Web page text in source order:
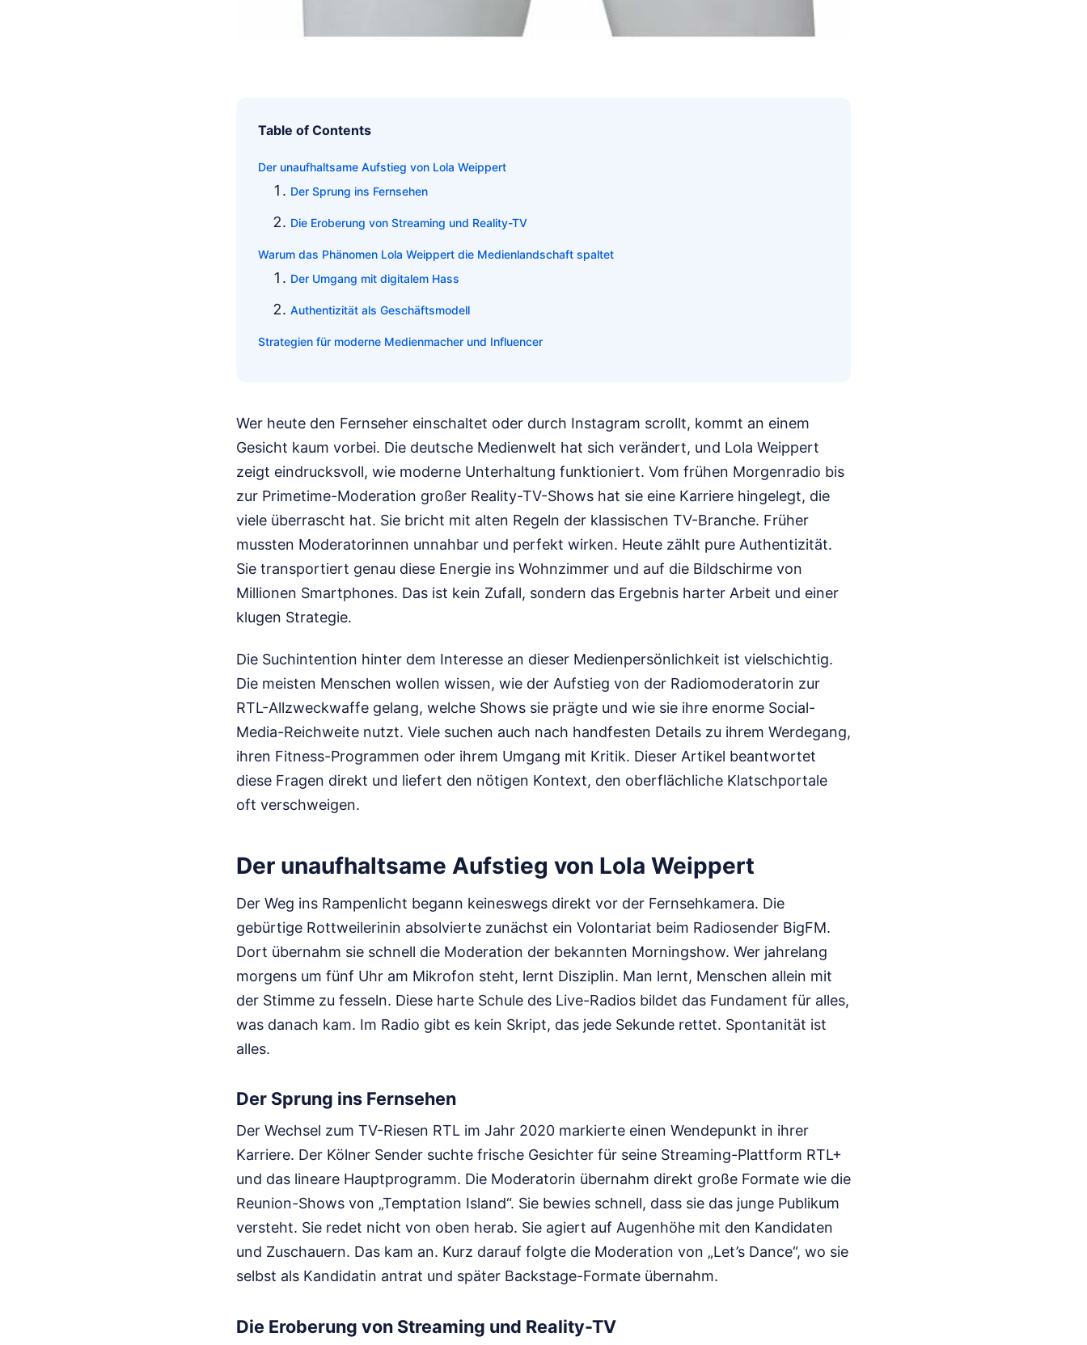
Table of Contents
Der unaufhaltsame Aufstieg von Lola Weippert
Der Sprung ins Fernsehen
Die Eroberung von Streaming und Reality-TV
Warum das Phänomen Lola Weippert die Medienlandschaft spaltet
Der Umgang mit digitalem Hass
Authentizität als Geschäftsmodell
Strategien für moderne Medienmacher und Influencer
Wer heute den Fernseher einschaltet oder durch Instagram scrollt, kommt an einem
Gesicht kaum vorbei. Die deutsche Medienwelt hat sich verändert, und Lola Weippert
zeigt eindrucksvoll, wie moderne Unterhaltung funktioniert. Vom frühen Morgenradio bis
zur Primetime-Moderation großer Reality-TV-Shows hat sie eine Karriere hingelegt, die
viele überrascht hat. Sie bricht mit alten Regeln der klassischen TV-Branche. Früher
mussten Moderatorinnen unnahbar und perfekt wirken. Heute zählt pure Authentizität.
Sie transportiert genau diese Energie ins Wohnzimmer und auf die Bildschirme von
Millionen Smartphones. Das ist kein Zufall, sondern das Ergebnis harter Arbeit und einer
klugen Strategie.
Die Suchintention hinter dem Interesse an dieser Medienpersönlichkeit ist vielschichtig.
Die meisten Menschen wollen wissen, wie der Aufstieg von der Radiomoderatorin zur
RTL-Allzweckwaffe gelang, welche Shows sie prägte und wie sie ihre enorme Social-
Media-Reichweite nutzt. Viele suchen auch nach handfesten Details zu ihrem Werdegang,
ihren Fitness-Programmen oder ihrem Umgang mit Kritik. Dieser Artikel beantwortet
diese Fragen direkt und liefert den nötigen Kontext, den oberflächliche Klatschportale
oft verschweigen.
Der unaufhaltsame Aufstieg von Lola Weippert
Der Weg ins Rampenlicht begann keineswegs direkt vor der Fernsehkamera. Die
gebürtige Rottweilerinin absolvierte zunächst ein Volontariat beim Radiosender BigFM.
Dort übernahm sie schnell die Moderation der bekannten Morningshow. Wer jahrelang
morgens um fünf Uhr am Mikrofon steht, lernt Disziplin. Man lernt, Menschen allein mit
der Stimme zu fesseln. Diese harte Schule des Live-Radios bildet das Fundament für alles,
was danach kam. Im Radio gibt es kein Skript, das jede Sekunde rettet. Spontanität ist
alles.
Der Sprung ins Fernsehen
Der Wechsel zum TV-Riesen RTL im Jahr 2020 markierte einen Wendepunkt in ihrer
Karriere. Der Kölner Sender suchte frische Gesichter für seine Streaming-Plattform RTL+
und das lineare Hauptprogramm. Die Moderatorin übernahm direkt große Formate wie die
Reunion-Shows von „Temptation Island“. Sie bewies schnell, dass sie das junge Publikum
versteht. Sie redet nicht von oben herab. Sie agiert auf Augenhöhe mit den Kandidaten
und Zuschauern. Das kam an. Kurz darauf folgte die Moderation von „Let’s Dance“, wo sie
selbst als Kandidatin antrat und später Backstage-Formate übernahm.
Die Eroberung von Streaming und Reality-TV